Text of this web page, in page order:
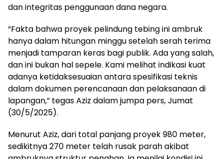
dan integritas penggunaan dana negara.
“Fakta bahwa proyek pelindung tebing ini ambruk
hanya dalam hitungan minggu setelah serah terima
menjadi tamparan keras bagi publik. Ada yang salah,
dan ini bukan hal sepele. Kami melihat indikasi kuat
adanya ketidaksesuaian antara spesifikasi teknis
dalam dokumen perencanaan dan pelaksanaan di
lapangan,” tegas Aziz dalam jumpa pers, Jumat
(30/5/2025).
Menurut Aziz, dari total panjang proyek 980 meter,
sedikitnya 270 meter telah rusak parah akibat